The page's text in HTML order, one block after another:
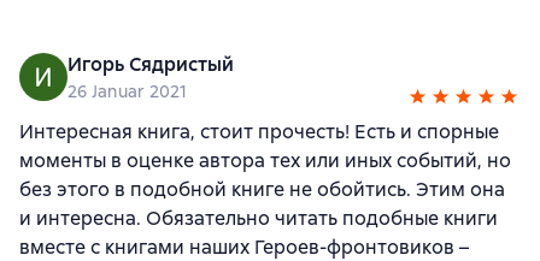
Игорь Сядристый
26 Januar 2021
Интересная книга, стоит прочесть! Есть и спорные
моменты в оценке автора тех или иных событий, но
без этого в подобной книге не обойтись. Этим она
и интересна. Обязательно читать подобные книги
вместе с книгами наших Героев-фронтовиков –